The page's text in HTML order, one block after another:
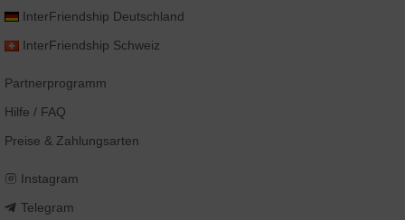
InterFriendship Deutschland
InterFriendship Schweiz
Partnerprogramm
Hilfe / FAQ
Preise & Zahlungsarten
Instagram
Telegram